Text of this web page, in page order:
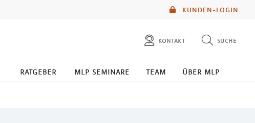
KUNDEN-LOGIN
kontakt suche
diese website durchsuchen
ratgeber mlp seminare team über mlp